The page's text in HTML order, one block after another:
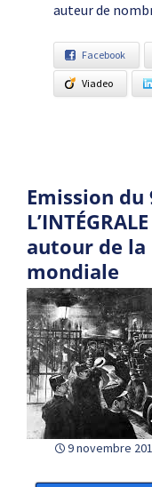
auteur de
Facebook
Viadeo
Emission
autour de la
mondiale
9 novembre